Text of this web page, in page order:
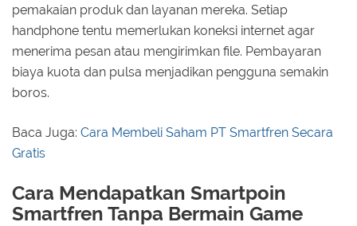
pemakaian produk dan layanan mereka. Setiap
handphone tentu memerlukan koneksi internet agar
menerima pesan atau mengirimkan file. Pembayaran
biaya kuota dan pulsa menjadikan pengguna semakin
boros.
Baca Juga: Cara Membeli Saham PT Smartfren Secara
Gratis
Cara Mendapatkan Smartpoin
Smartfren Tanpa Bermain Game